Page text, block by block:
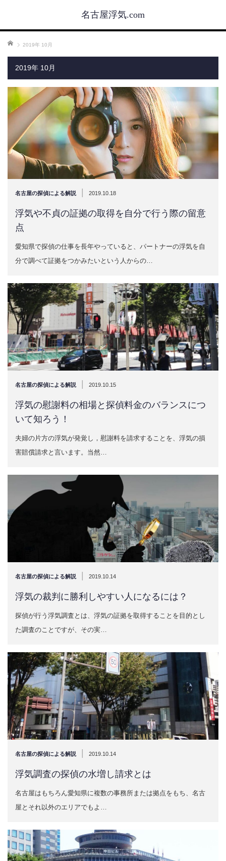
名古屋浮気.com
ホーム 2019年 10月
2019年 10月
名古屋の探偵による解説 | 2019.10.18
浮気や不貞の証拠の取得を自分で行う際の留意
点
愛知県で探偵の仕事を長年やっていると、パートナーの浮気を自
分で調べて証拠をつかみたいという人からの…
名古屋の探偵による解説 | 2019.10.15
浮気の慰謝料の相場と探偵料金のバランスにつ
いて知ろう！
夫婦の片方の浮気が発覚し，慰謝料を請求することを、浮気の損
害賠償請求と言います。当然…
名古屋の探偵による解説 2019.10.14
浮気の裁判に勝利しやすい人になるには？
探偵が行う浮気調査とは、浮気の証拠を取得することを目的とし
た調査のことですが、その実…
名古屋の探偵による解説 2019.10.14
浮気調査の探偵の水増し請求とは
名古屋はもちろん愛知県に複数の事務所または拠点をもち、名古
屋とそれ以外のエリアでもよ…